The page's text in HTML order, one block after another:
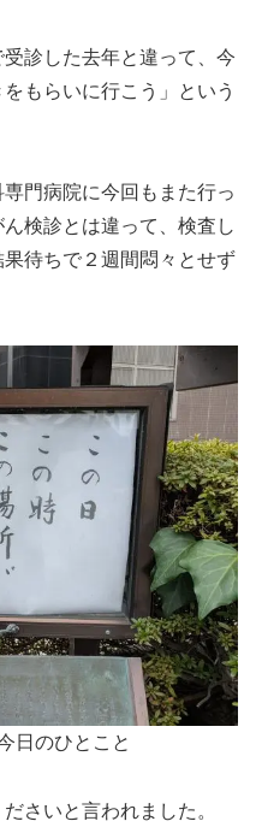
診した去年と違って、今
もらいに行こう」という
門病院に今回もまた行っ
検診とは違って、検査し
待ちで２週間悶々とせず
日のひとこと
さいと言われました。